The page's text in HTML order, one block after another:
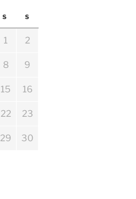
S S
1 2
8 9
15 16
22 23
29 30